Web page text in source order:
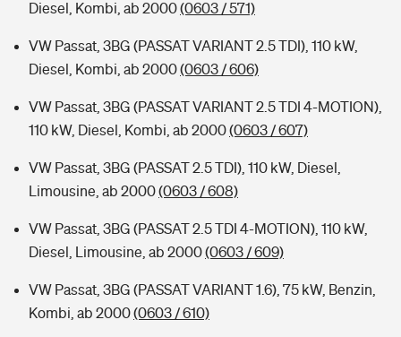
Diesel, Kombi, ab 2000(0603 / 571)
VW Passat, 3BG (PASSAT VARIANT 2.5 TDI), 110 kW,
Diesel, Kombi, ab 2000(0603 / 606)
VW Passat, 3BG (PASSAT VARIANT 2.5 TDI 4-MOTION),
110 kW, Diesel, Kombi, ab 2000(0603 / 607)
VW Passat, 3BG (PASSAT 2.5 TDI), 110 kW, Diesel,
Limousine, ab 2000(0603 / 608)
VW Passat, 3BG (PASSAT 2.5 TDI 4-MOTION), 110 kW,
Diesel, Limousine, ab 2000(0603 / 609)
VW Passat, 3BG (PASSAT VARIANT 1.6), 75 kW, Benzin,
Kombi, ab 2000(0603 / 610)